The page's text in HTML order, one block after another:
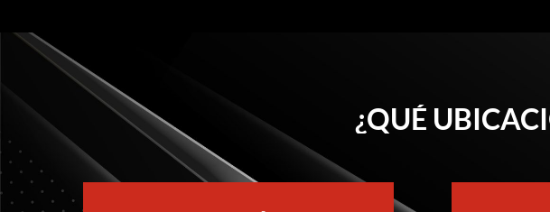
¿QUÉ